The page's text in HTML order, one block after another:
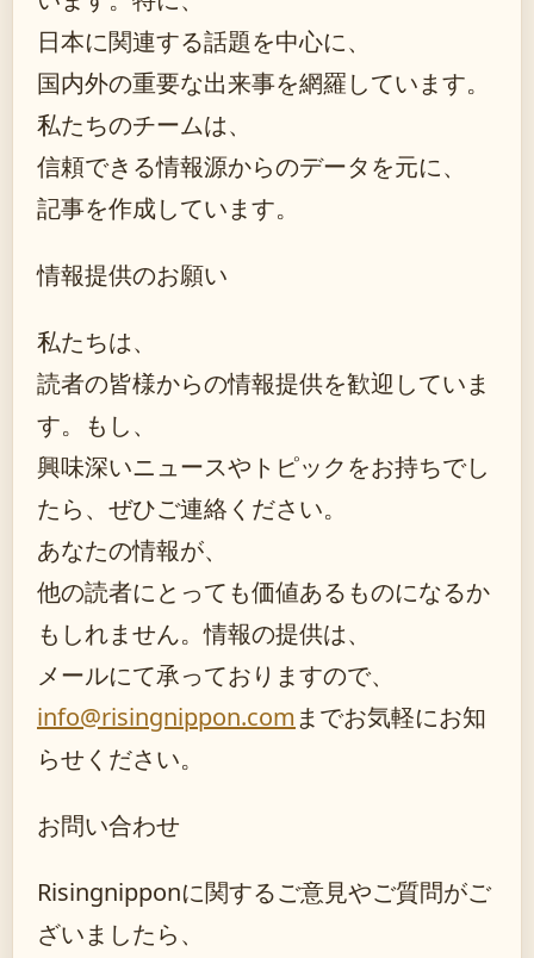
日本に関連する話題を中心に、
国内外の重要な出来事を網羅しています。
私たちのチームは、
信頼できる情報源からのデータを元に、
記事を作成しています。
情報提供のお願い
私たちは、
読者の皆様からの情報提供を歓迎していま
す。もし、
興味深いニュースやトピックをお持ちでし
たら、ぜひご連絡ください。
あなたの情報が、
他の読者にとっても価値あるものになるか
もしれません。情報の提供は、
メールにて承っておりますので、
info@risingnippon.comまでお気軽にお知
らせください。
お問い合わせ
Risingnipponに関するご意見やご質問がご
ざいましたら、